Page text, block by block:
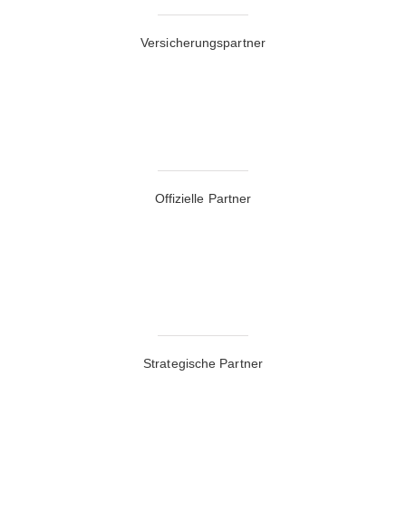
Versicherungspartner
Offizielle Partner
Strategische Partner